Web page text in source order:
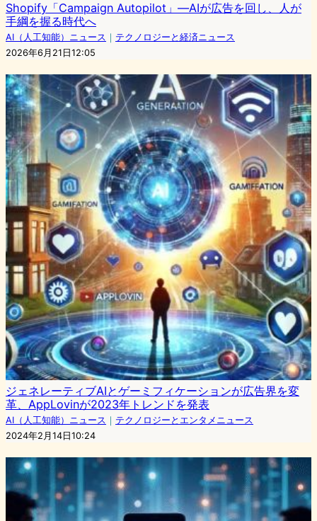
Shopify「Campaign Autopilot」―AIが広告を回し、人が
手綱を握る時代へ
AI（人工知能）ニュース ｜ テクノロジーと経済ニュース
2026年6月21日12:05
ジェネレーティブAIとゲーミフィケーションが広告界を変
革、AppLovinが2023年トレンドを発表
AI（人工知能）ニュース ｜ テクノロジーとエンタメニュース
2024年2月14日10:24